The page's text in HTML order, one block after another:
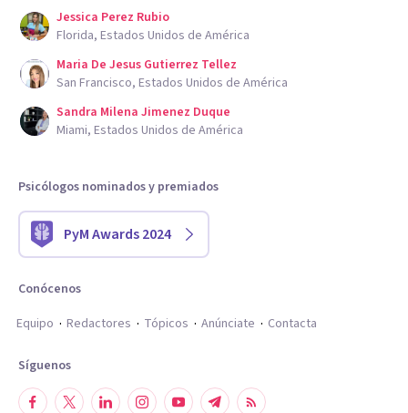
Jessica Perez Rubio
Florida, Estados Unidos de América
Maria De Jesus Gutierrez Tellez
San Francisco, Estados Unidos de América
Sandra Milena Jimenez Duque
Miami, Estados Unidos de América
Psicólogos nominados y premiados
PyM Awards 2024
Conócenos
Equipo
Redactores Tópicos Anúnciate Contacta
Síguenos